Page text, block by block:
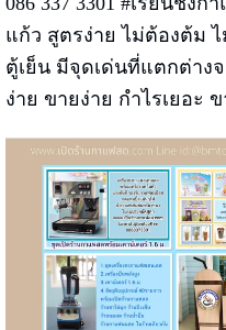
แก้ว สูตรง่าย ไม่ต้องต้ม
ตู้เย็น มีจุดเด่นที่แตกต่าง
ง่าย ขายง่าย กำไรเยอะ